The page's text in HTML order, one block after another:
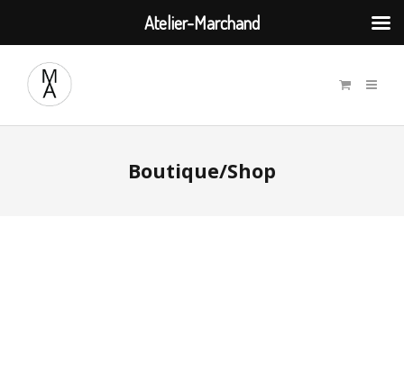
Boutique/Shop
Atelier-Marchand